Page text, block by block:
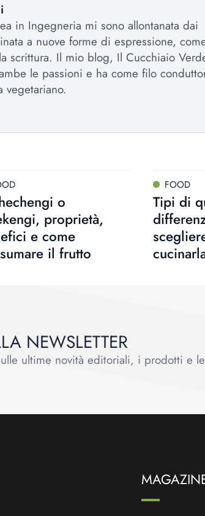
in Ingegneria mi sono allontanata dai
a nuove forme di espressione,
scrittura. Il mio blog, Il Cucchiaio
le passioni e ha come filo
vegetariano.
o
proprietà,
e come
il frutto
FOOD
Tipi di
NEWSLETTER
ultime novità editoriali, i prodotti e